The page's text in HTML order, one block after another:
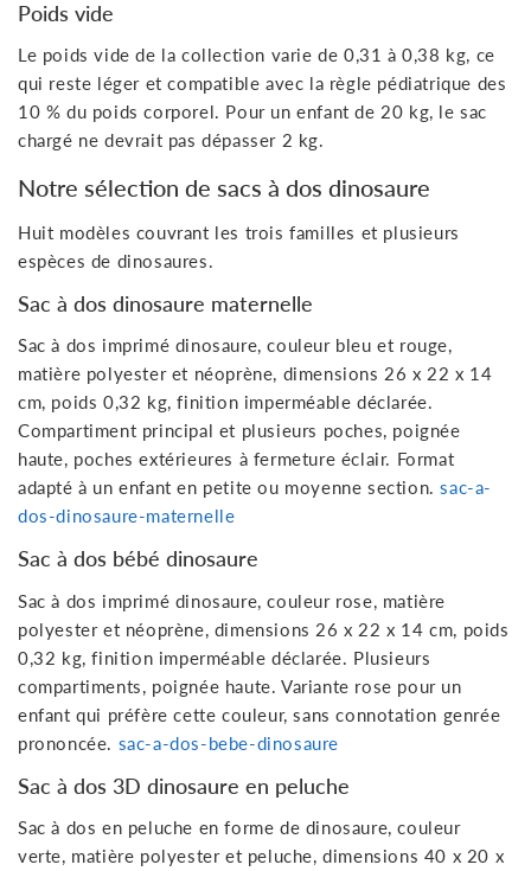
Poids vide
Le poids vide de la collection varie de 0,31 à 0,38 kg, ce
qui reste léger et compatible avec la règle pédiatrique des
10 % du poids corporel. Pour un enfant de 20 kg, le sac
chargé ne devrait pas dépasser 2 kg.
Notre sélection de sacs à dos dinosaure
Huit modèles couvrant les trois familles et plusieurs
espèces de dinosaures.
Sac à dos dinosaure maternelle
Sac à dos imprimé dinosaure, couleur bleu et rouge,
matière polyester et néoprène, dimensions 26 x 22 x 14
cm, poids 0,32 kg, finition imperméable déclarée.
Compartiment principal et plusieurs poches, poignée
haute, poches extérieures à fermeture éclair. Format
adapté à un enfant en petite ou moyenne section.sac-a-
dos-dinosaure-maternelle
Sac à dos bébé dinosaure
Sac à dos imprimé dinosaure, couleur rose, matière
polyester et néoprène, dimensions 26 x 22 x 14 cm, poids
0,32 kg, finition imperméable déclarée. Plusieurs
compartiments, poignée haute. Variante rose pour un
enfant qui préfère cette couleur, sans connotation genrée
prononcée. sac-a-dos-bebe-dinosaure
Sac à dos 3D dinosaure en peluche
Sac à dos en peluche en forme de dinosaure, couleur
verte, matière polyester et peluche, dimensions 40 x 20 x